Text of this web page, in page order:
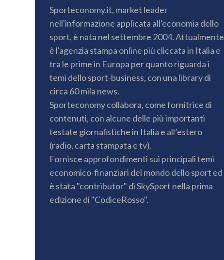
Sporteconomy.it, market leader
nell'informazione applicata all'economia dello
sport, è nata nel settembre 2004. Attualmente
è l'agenzia stampa online più cliccata in Italia e
tra le prime in Europa per quanto riguarda i
temi dello sport-business, con una library di
circa 60 mila news.
Sporteconomy collabora, come fornitrice di
contenuti, con alcune delle più importanti
testate giornalistiche in Italia e all’estero
(radio, carta stampata e tv).
Fornisce approfondimenti sui principali temi
economico-finanziari del mondo dello sport ed
è stata "contributor" di SkySport nella prima
edizione di "CodiceRosso".